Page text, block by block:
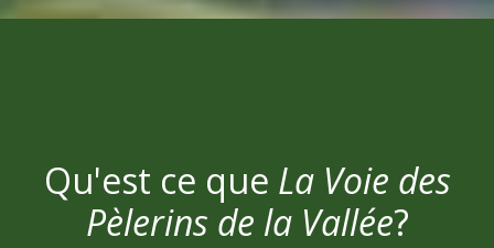
Qu'est ce que La Voie des
Pèlerins de la Vallée?